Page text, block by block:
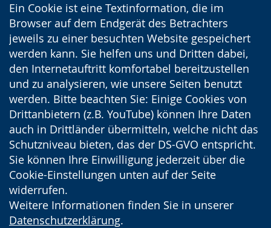
Ein Cookie ist eine Textinformation, die im
Browser auf dem Endgerät des Betrachters
jeweils zu einer besuchten Website gespeichert
werden kann. Sie helfen uns und Dritten dabei,
den Internetauftritt komfortabel bereitzustellen
und zu analysieren, wie unsere Seiten benutzt
werden. Bitte beachten Sie: Einige Cookies von
Drittanbietern (z.B. YouTube) können Ihre Daten
auch in Drittländer übermitteln, welche nicht das
Schutzniveau bieten, das der DS-GVO entspricht.
Sie können Ihre Einwilligung jederzeit über die
Cookie-Einstellungen unten auf der Seite
widerrufen.
Weitere Informationen finden Sie in unserer
Datenschutzerklärung.